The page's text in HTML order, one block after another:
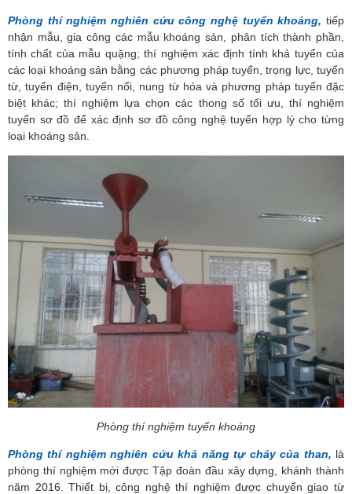
Phòng thí nghiệm nghiên cứu công nghệ tuyển khoáng, tiếp
nhận mẫu, gia công các mẫu khoáng sản, phân tích thành phần,
tính chất của mẫu quặng; thí nghiệm xác định tính khả tuyển của
các loại khoáng sản bằng các phương pháp tuyển, trọng lực, tuyển
từ, tuyển điện, tuyển nổi, nung từ hóa và phương pháp tuyển đặc
biệt khác; thí nghiệm lựa chọn các thong số tối ưu, thí nghiệm
tuyển sơ đồ để xác định sơ đồ công nghệ tuyển hợp lý cho từng
loại khoáng sản.
Phòng thí nghiệm tuyển khoáng
Phòng thí nghiệm nghiên cứu khả năng tự cháy của than, là
phòng thí nghiệm mới được Tập đoàn đầu xây dựng, khánh thành
năm 2016. Thiết bị, công nghệ thí nghiệm được chuyển giao từ